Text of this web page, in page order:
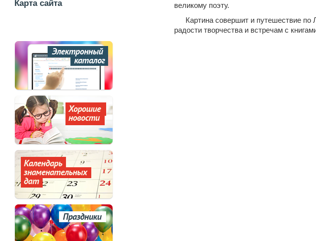
Карта сайта
великому поэту.
Картина совершит и путешествие по
радости творчества и встречам с